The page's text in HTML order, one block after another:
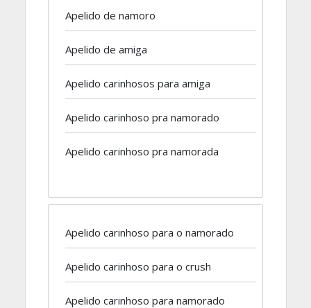
Apelido de namoro
Apelido de amiga
Apelido carinhosos para amiga
Apelido carinhoso pra namorado
Apelido carinhoso pra namorada
Apelido carinhoso para o namorado
Apelido carinhoso para o crush
Apelido carinhoso para namorado